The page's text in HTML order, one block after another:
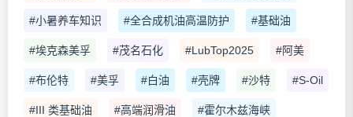
#小暑养车知识 #全合成机油高温防护 #基础油
#埃克森美孚 #茂名石化 #LubTop2025 #阿美
#布伦特 #美孚 #白油 #壳牌 #沙特 #S-Oil
#III 类基础油 #高端润滑油 #霍尔木兹海峡